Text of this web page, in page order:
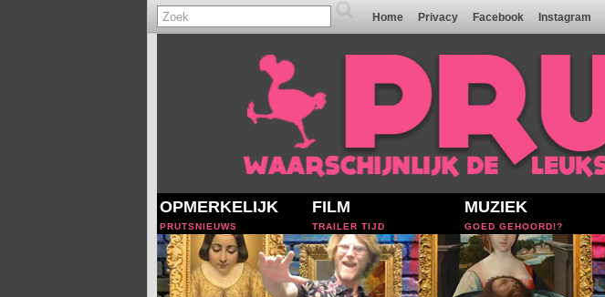
Home Privacy Facebook Instagram
OPMERKELIJK
PRUTSNIEUWS
FILM
TRAILER TIJD
MUZIEK
GOED GEHOORD!?